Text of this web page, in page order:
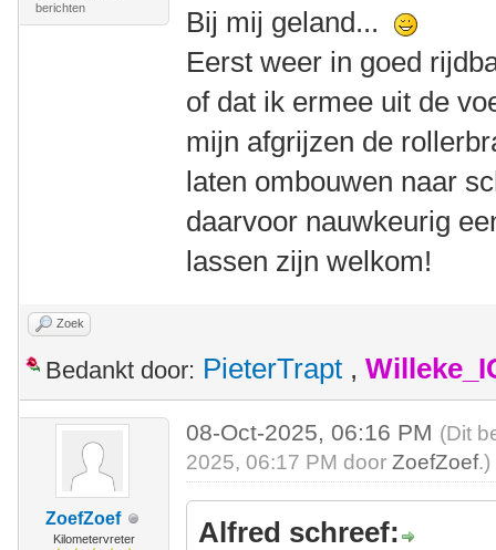
berichten
Bij mij geland...
Eerst weer in goed
of dat ik ermee uit de
mijn afgrijzen de
laten ombouwen naar
daarvoor nauwkeurig
lassen zijn welkom!
Zoek
Bedankt door: PieterTrapt ,
ZoefZoef
Kilometervreter
08-Oct-2025, 06:16 PM (Dit
2025, 06:17 PM doorZoefZoef.)
Alfred schreef: